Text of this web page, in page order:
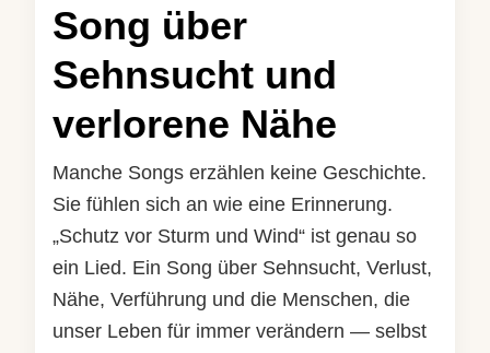
Song über
Sehnsucht und
verlorene Nähe
Manche Songs erzählen keine Geschichte.
Sie fühlen sich an wie eine Erinnerung.
„Schutz vor Sturm und Wind“ ist genau so
ein Lied. Ein Song über Sehnsucht, Verlust,
Nähe, Verführung und die Menschen, die
unser Leben für immer verändern — selbst